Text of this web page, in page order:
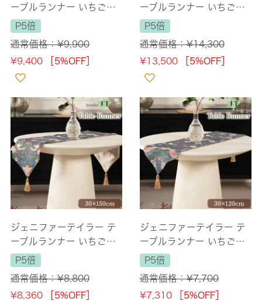
ーブルランナー いちご泥
棒グレー(Strawberry Thi
ef-GR) 長さ180cm 【送
料無料】
P5倍
通常価格：¥9,900
¥9,400 ［5%OFF］
ーブルランナー いちご泥
棒(Strawberry Thief) 長
さ230cm 【送料無料】
P5倍
通常価格：¥14,300
¥13,500 ［5%OFF］
ジェニファーテイラー テ
ーブルランナー いちご泥
棒(Strawberry Thief) 長
さ150cm 【送料無料】
P5倍
通常価格：¥8,800
¥8,360 ［5%OFF］
ジェニファーテイラー テ
ーブルランナー いちご泥
棒(Strawberry Thief) 長
さ120cm 【送料無料】
P5倍
通常価格：¥7,700
¥7,310 ［5%OFF］